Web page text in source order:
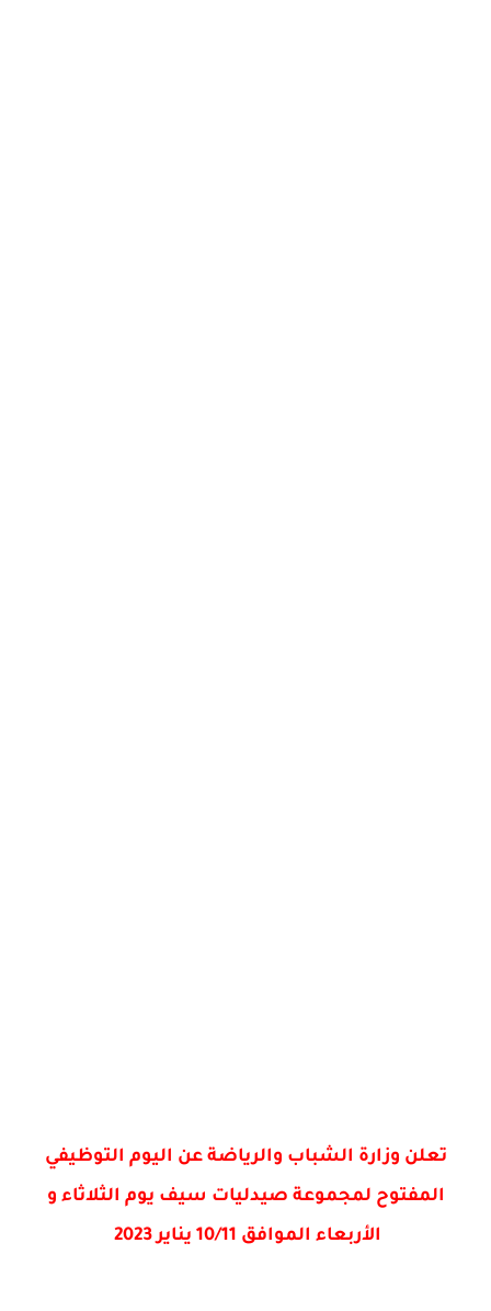
تعلن وزارة الشباب والرياضة عن اليوم التوظيفي
المفتوح لمجموعة صيدليات سيف يوم الثلاثاء و
الأربعاء الموافق 10/11 يناير 2023